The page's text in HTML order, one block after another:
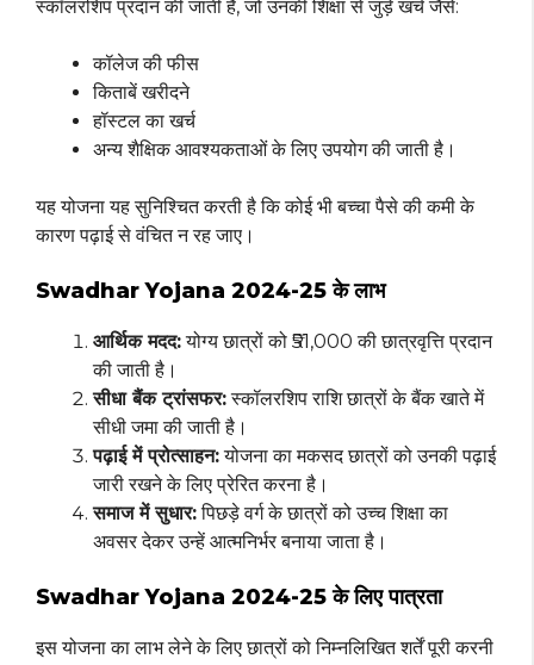
स्कॉलरशिप प्रदान की जाती है, जो उनकी शिक्षा से जुड़े खर्च जैसे:
कॉलेज की फीस
किताबें खरीदने
हॉस्टल का खर्च
अन्य शैक्षिक आवश्यकताओं के लिए उपयोग की जाती है।
यह योजना यह सुनिश्चित करती है कि कोई भी बच्चा पैसे की कमी के
कारण पढ़ाई से वंचित न रह जाए।
Swadhar Yojana 2024-25 के लाभ
आर्थिक मदद:योग्य छात्रों को ₹51,000 की छात्रवृत्ति प्रदान
की जाती है।
सीधा बैंक ट्रांसफर:स्कॉलरशिप राशि छात्रों के बैंक खाते में
सीधी जमा की जाती है।
पढ़ाई में प्रोत्साहन:योजना का मकसद छात्रों को उनकी पढ़ाई
जारी रखने के लिए प्रेरित करना है।
समाज में सुधार:पिछड़े वर्ग के छात्रों को उच्च शिक्षा का
अवसर देकर उन्हें आत्मनिर्भर बनाया जाता है।
Swadhar Yojana 2024-25 के लिए पात्रता
इस योजना का लाभ लेने के लिए छात्रों को निम्नलिखित शर्तें पूरी करनी